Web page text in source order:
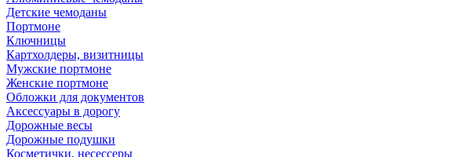
Детские чемоданы
Портмоне
Ключницы
Картхолдеры, визитницы
Мужские портмоне
Женские портмоне
Обложки для документов
Аксессуары в дорогу
Дорожные весы
Дорожные подушки
Косметички, несессеры